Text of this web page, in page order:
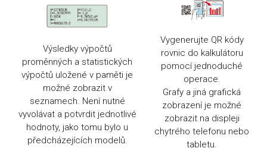
Výsledky výpočtů
proměnných a statistických
výpočtů uložené v paměti je
možné zobrazit v
seznamech. Není nutné
vyvolávat a potvrdit jednotlivé
hodnoty, jako tomu bylo u
předcházejících modelů.
Vygenerujte QR kódy
rovnic do kalkulátoru
pomocí jednoduché
operace.
Grafy a jiná grafická
zobrazení je možné
zobrazit na displeji
chytrého telefonu nebo
tabletu.